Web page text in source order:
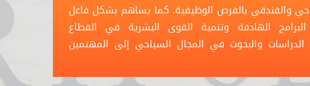
والفندقي بالفرص الوظيفية. كما يساهم بشكل فاعل
الهادفة وتنمية القوى البشرية في القطاع
الدراسات والبحوث في المجال السياحي إلى المهتمين